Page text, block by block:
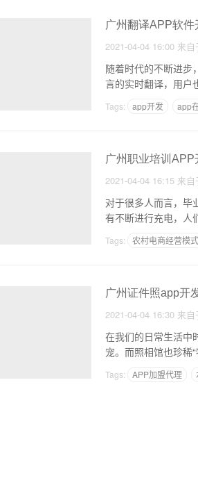
广州翻译APP软件
2021-04-04 16:00 来自
随着时代的不断进步
言的实时翻译，用户
Tags: app开发 app
广州职业培训
2021-04-04 16:15 来自
对于很多人而言，毕
有不断进行充电，人
Tags: 农村电商经营模式
广州证件照app开
2021-04-04 16:30 来自
在我们的日常生活中
宠。而照相馆也珍稀
Tags: APP加盟代理